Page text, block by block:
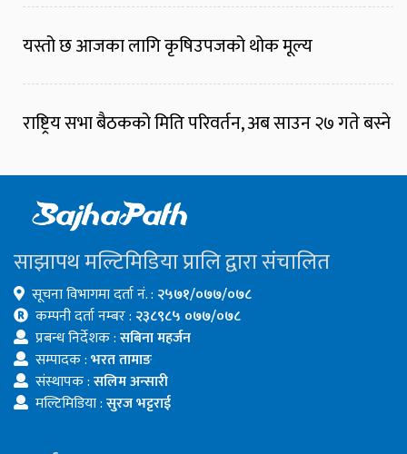
यस्तो छ आजका लागि कृषिउपजको थोक मूल्य
राष्ट्रिय सभा बैठकको मिति परिवर्तन, अब साउन २७ गते बस्ने
साझापथ मल्टिमिडिया प्रालि द्वारा संचालित
सूचना विभागमा दर्ता नं. : २५७१/०७७/०७८
कम्पनी दर्ता नम्बर : २३८९८५ ०७७/०७८
प्रबन्ध निर्देशक :सबिना महर्जन
सम्पादक :भरत तामाङ
संस्थापक :सलिम अन्सारी
मल्टिमिडिया :सुरज भट्टराई